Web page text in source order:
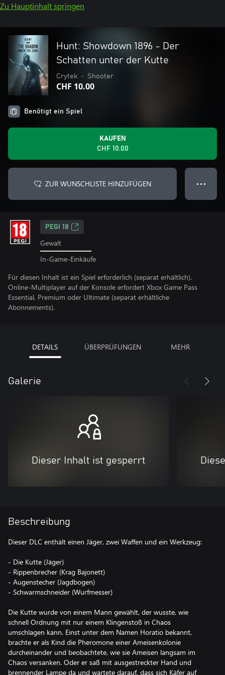
Zu Hauptinhalt springen
Hunt: Showdown 1896 - Der
Schatten unter der Kutte
Crytek • Shooter
CHF 10.00
Benötigt ein Spiel
KAUFEN
CHF 10.00
ZUR WUNSCHLISTE HINZUFÜGEN ● ● ●
PEGI 18
Gewalt
In-Game-Einkäufe
Für diesen Inhalt ist ein Spiel erforderlich (separat erhältlich).
Online-Multiplayer auf der Konsole erfordert Xbox Game Pass
Essential, Premium oder Ultimate (separat erhältliche
Abonnements).
DETAILS ÜBERPRÜFUNGEN MEHR
Galerie
Dieser Inhalt ist gesperrt
Beschreibung
Dieser DLC enthält einen Jäger, zwei Waffen und ein Werkzeug:
- Die Kutte (Jäger)
- Rippenbrecher (Krag Bajonett)
- Augenstecher (Jagdbogen)
- Schwarmschneider (Wurfmesser)
Die Kutte wurde von einem Mann gewählt, der wusste, wie
schnell Ordnung mit nur einem Klingenstoß in Chaos
umschlagen kann. Einst unter dem Namen Horatio bekannt,
brachte er als Kind die Pheromone einer Ameisenkolonie
durcheinander und beobachtete, wie sie Ameisen langsam im
Chaos versanken. Oder er saß mit ausgestreckter Hand und
brennender Lampe da und wartete darauf, dass sich Käfer auf